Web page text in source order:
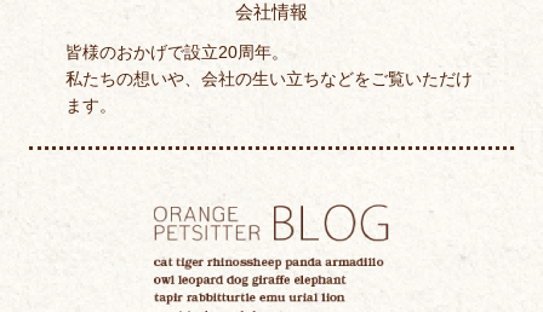
会社情報
皆様のおかげで設立20周年。
私たちの想いや、会社の生い立ちなどをご覧いただけ
ます。